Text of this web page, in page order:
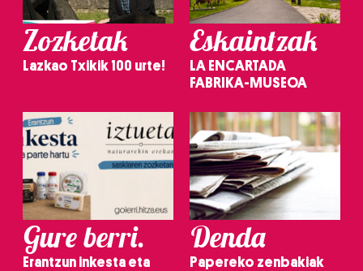
Zozketak
Lazkao Txikik 100 urte!
Eskaintzak
LA ENCARTADA
FABRIKA-MUSEOA
Gure berri.
Erantzun inkesta eta
Denda
Papereko zenbakiak